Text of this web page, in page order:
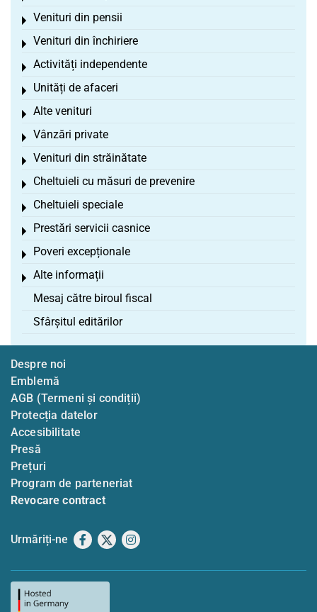
Venituri din pensii
Toggle menu
Venituri din închiriere
Toggle menu
Activități independente
Toggle menu
Unități de afaceri
Toggle menu
Alte venituri
Toggle menu
Vânzări private
Toggle menu
Venituri din străinătate
Toggle menu
Cheltuieli cu măsuri de prevenire
Toggle menu
Cheltuieli speciale
Toggle menu
Prestări servicii casnice
Toggle menu
Poveri excepționale
Toggle menu
Alte informații
Toggle menu
Mesaj către biroul fiscal
Sfârșitul editărilor
Despre noi
Emblemă
AGB (Termeni și condiții)
Protecția datelor
Accesibilitate
Presă
Prețuri
Program de parteneriat
Revocare contract
Urmăriți-ne Facebook
X Instagram